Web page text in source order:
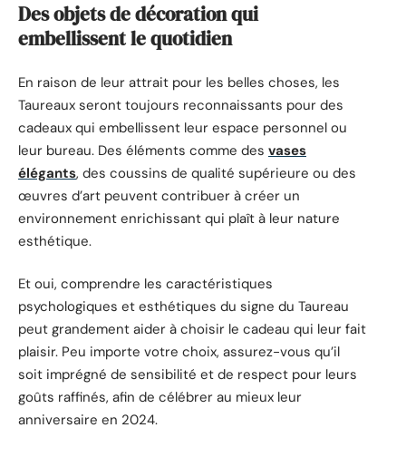
Des objets de décoration qui
embellissent le quotidien
En raison de leur attrait pour les belles choses, les
Taureaux seront toujours reconnaissants pour des
cadeaux qui embellissent leur espace personnel ou
leur bureau. Des éléments comme des vases
élégants, des coussins de qualité supérieure ou des
œuvres d’art peuvent contribuer à créer un
environnement enrichissant qui plaît à leur nature
esthétique.
Et oui, comprendre les caractéristiques
psychologiques et esthétiques du signe du Taureau
peut grandement aider à choisir le cadeau qui leur fait
plaisir. Peu importe votre choix, assurez-vous qu’il
soit imprégné de sensibilité et de respect pour leurs
goûts raffinés, afin de célébrer au mieux leur
anniversaire en 2024.